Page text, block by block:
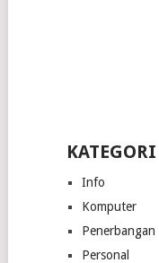
KATEGORI
Info
Komputer
Penerbangan
Personal